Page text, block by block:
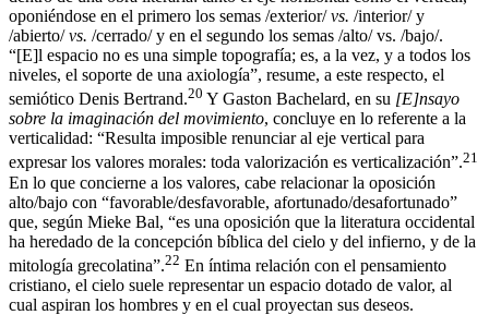
oponiéndose en el primero los semas /exterior/vs. /interior/ y
/abierto/vs. /cerrado/ y en el segundo los semas /alto/ vs. /bajo/.
“[E]l espacio no es una simple topografía; es, a la vez, y a todos los
niveles, el soporte de una axiología”, resume, a este respecto, el
semiótico Denis Bertrand.20 Y Gaston Bachelard, en su [E]nsayo
sobre la imaginación del movimiento, concluye en lo referente a la
verticalidad: “Resulta imposible renunciar al eje vertical para
expresar los valores morales: toda valorización es verticalización”.21
En lo que concierne a los valores, cabe relacionar la oposición
alto/bajo con “favorable/desfavorable, afortunado/desafortunado”
que, según Mieke Bal, “es una oposición que la literatura occidental
ha heredado de la concepción bíblica del cielo y del infierno, y de la
mitología grecolatina”.22 En íntima relación con el pensamiento
cristiano, el cielo suele representar un espacio dotado de valor, al
cual aspiran los hombres y en el cual proyectan sus deseos.